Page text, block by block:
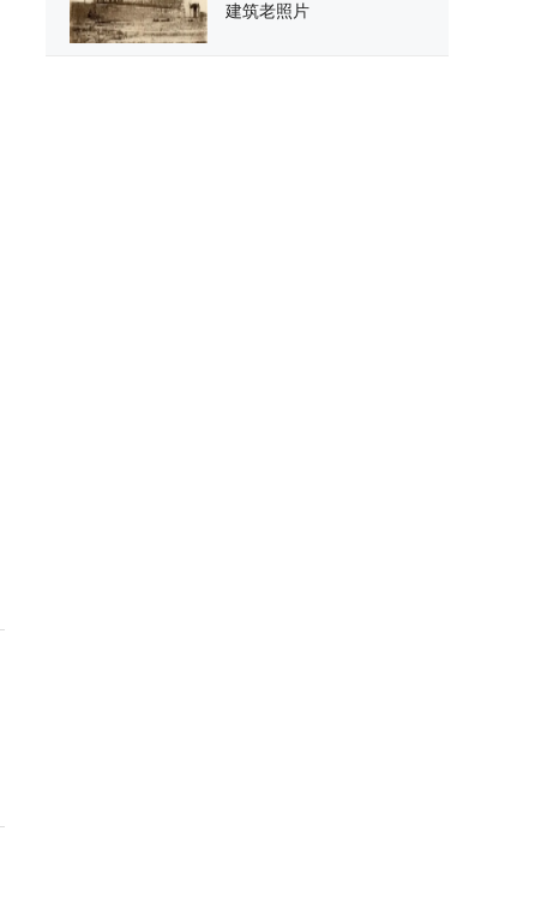
建筑老照片